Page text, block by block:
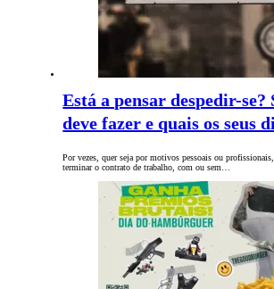
Está a pensar despedir-se?
deve fazer e quais os seus
Por vezes, quer seja por motivos pessoais ou
terminar o contrato de trabalho, com ou sem…